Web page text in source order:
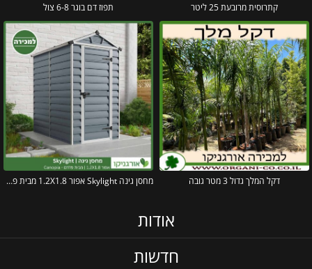
קתרוסית מרובעת 25 ליטר תפוז דם בוגר 6-8 צול
דקל המלך גדול 3 מטר גובה מחסן גינה Skylight אפור 1.2X1.8 מבית פלרם – קנופיה
אודות
חדשות